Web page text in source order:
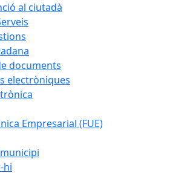
al ciutadà
documents
electròniques
Empresarial (FUE)
hi